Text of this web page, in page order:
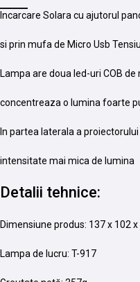
Incarcare Solara cu ajutorul
si prin mufa de Micro Usb
Lampa are doua led-uri COB
concentreaza o lumina foarte
In partea laterala a
intensitate mai mica de lumina
Detalii tehnice:
Dimensiune produs: 137 x 102
Lampa de lucru: T-917